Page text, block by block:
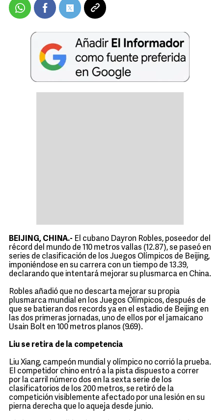
BEIJING, CHINA.- El cubano Dayron Robles, poseedor del
récord del mundo de 110 metros vallas (12.87), se paseó en
series de clasificación de los Juegos Olímpicos de Beijing,
imponiéndose en su carrera con un tiempo de 13.39,
declarando que intentará mejorar su plusmarca en China.
Robles añadió que no descarta mejorar su propia
plusmarca mundial en los Juegos Olímpicos, después de
que se batieran dos records ya en el estadio de Beijing en
las dos primeras jornadas, uno de ellos por el jamaicano
Usain Bolt en 100 metros planos (9.69).
Liu se retira de la competencia
Liu Xiang, campeón mundial y olímpico no corrió la prueba.
El competidor chino entró a la pista dispuesto a correr
por la carril número dos en la sexta serie de los
clasificatorios de los 200 metros, se retiró de la
competición visiblemente afectado por una lesión en su
pierna derecha que lo aqueja desde junio.